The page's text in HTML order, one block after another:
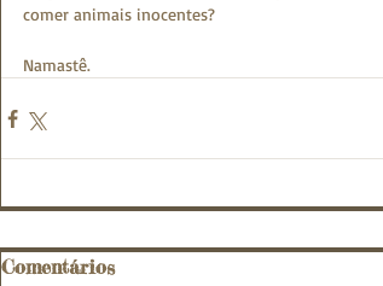
comer animais inocentes?
Namastê.
Comentários